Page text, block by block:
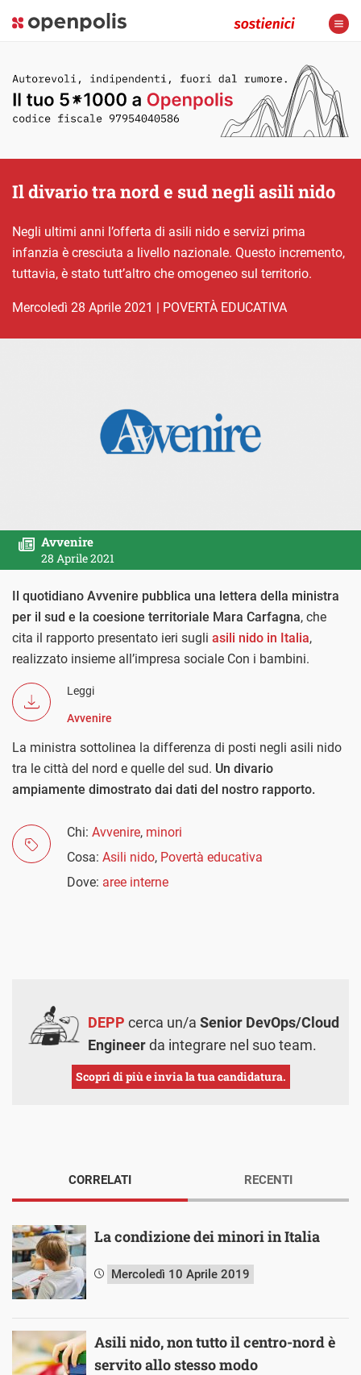
Il divario tra nord e sud negli asili nido
Negli ultimi anni l’offerta di asili nido e servizi prima
infanzia è cresciuta a livello nazionale. Questo incremento,
tuttavia, è stato tutt’altro che omogeneo sul territorio.
mercoledì 28 Aprile 2021 | POVERTÀ EDUCATIVA
Avvenire
28 Aprile 2021
Il quotidiano Avvenire pubblica una lettera della ministra
per il sud e la coesione territoriale Mara Carfagna, che
cita il rapporto presentato ieri sugli asili nido in Italia,
realizzato insieme all’impresa sociale Con i bambini.
Leggi
Avvenire
La ministra sottolinea la differenza di posti negli asili nido
tra le città del nord e quelle del sud. Un divario
ampiamente dimostrato dai dati del nostro rapporto.
Chi: Avvenire, minori
Cosa: Asili nido, Povertà educativa
Dove: aree interne
DEPP cerca un/a Senior DevOps/Cloud
Engineerda integrare nel suo team.
Scopri di più e invia la tua candidatura.
CORRELATI
La condizione dei minori in Italia
Mercoledì 10 Aprile 2019
Asili nido, non tutto il centro-nord è
servito allo stesso modo
RECENTI